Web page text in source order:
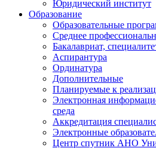
Юридический институт
Образование
Образовательные
Среднее
Бакалавриат,
Аспирантура
Ординатура
Дополнительные
Планируемые к
Электронная
среда
Аккредитация
Электронные
Центр спутник АНО